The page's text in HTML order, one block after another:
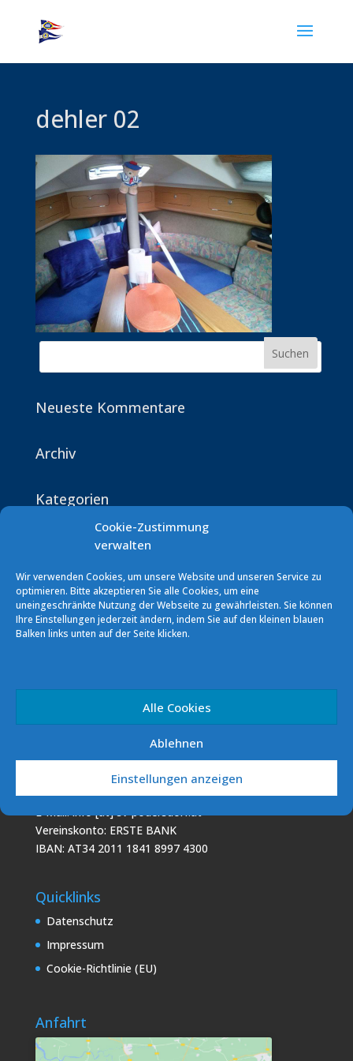
Cookie-Zustimmung
verwalten
Wir verwenden Cookies, um unsere Website und unseren Service zu
optimieren. Bitte akzeptieren Sie alle Cookies, um eine
uneingeschränkte Nutzung der Webseite zu gewährleisten. Sie können
Ihre Einstellungen jederzeit ändern, indem Sie auf den kleinen blauen
Balken links unten auf der Seite klicken.
Alle Cookies
Ablehnen
Einstellungen anzeigen
dehler 02
Neueste Kommentare
Archiv
Kategorien
Keine Kategorien
E-Mail: info [at] sv-podersdorf.at
Vereinskonto: ERSTE BANK
IBAN: AT60 2011 1000 0293 5856
Podo Sailing Club (PSC)
7141 Podersdorf/See
E-Mail: info [at] sv-podersdorf.at
Vereinskonto: ERSTE BANK
IBAN: AT34 2011 1841 8997 4300
Quicklinks
Datenschutz
Impressum
Cookie-Richtlinie (EU)
Anfahrt